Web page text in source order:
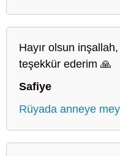
Hayır olsun
teşekkür ederim 🙏
Safiye
Rüyada anneye